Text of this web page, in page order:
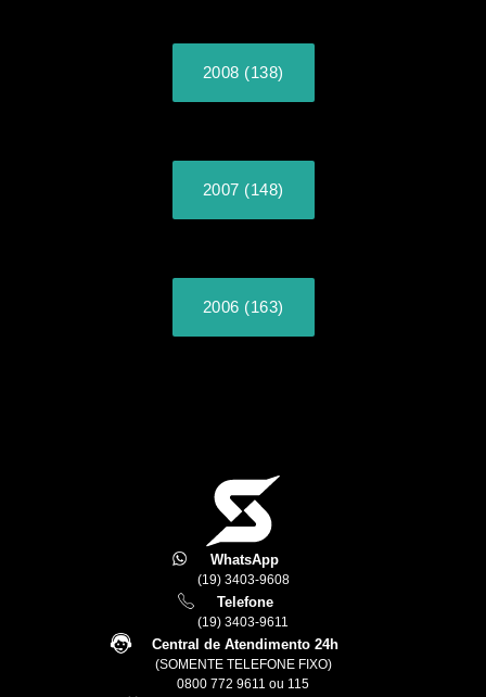
2008 (138)
2007 (148)
2006 (163)
WhatsApp
(19) 3403-9608
Telefone
(19) 3403-9611
Central de Atendimento 24h
(SOMENTE TELEFONE FIXO)
0800 772 9611 ou 115